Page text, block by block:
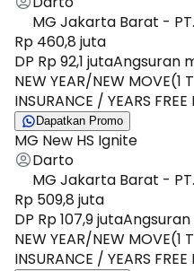
MG Jakarta Barat -
Rp 460,8 juta
DP Rp 92,1 jutaAngsuran
NEW YEAR/NEW MOVE(1
INSURANCE / YEARS FREE
Dapatkan Promo
MG New HS Ignite
Darto
MG Jakarta Barat -
Rp 509,8 juta
DP Rp 107,9 jutaAngsuran
NEW YEAR/NEW MOVE(1
INSURANCE / YEARS FREE